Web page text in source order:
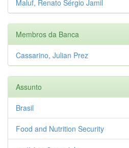
Maluf, Renato Sérgio Jamil
Membros da Banca
Cassarino, Julian Prez
Assunto
Brasil
Food and Nutrition Security